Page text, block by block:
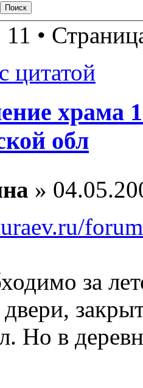
•
цитатой
храма
обл
»
за
Но в